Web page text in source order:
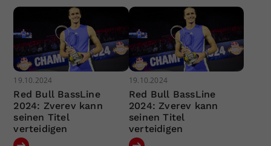
19.10.2024
Red Bull BassLine
2024: Zverev kann
seinen Titel
verteidigen
19.10.2024
Red Bull BassLine
2024: Zverev kann
seinen Titel
verteidigen